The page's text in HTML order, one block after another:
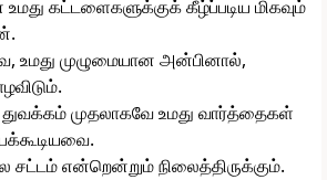
உமது கட்டளைகளுக்குக் கீழ்ப்படிய மிகவும்
உமது முழுமையான அன்பினால்,
முதலாகவே உமது வார்த்தைகள்
சட்டம் என்றென்றும் நிலைத்திருக்கும்.